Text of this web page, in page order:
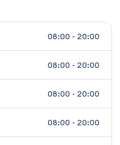
08:00 - 20:00
08:00 - 20:00
08:00 - 20:00
08:00 - 20:00